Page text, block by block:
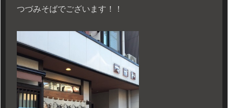
つづみそばでございます！！